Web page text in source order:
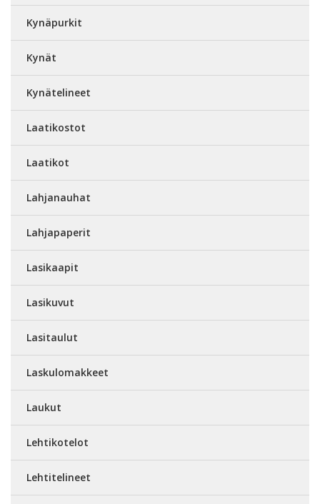
Kynäpurkit
Kynät
Kynätelineet
Laatikostot
Laatikot
Lahjanauhat
Lahjapaperit
Lasikaapit
Lasikuvut
Lasitaulut
Laskulomakkeet
Laukut
Lehtikotelot
Lehtitelineet